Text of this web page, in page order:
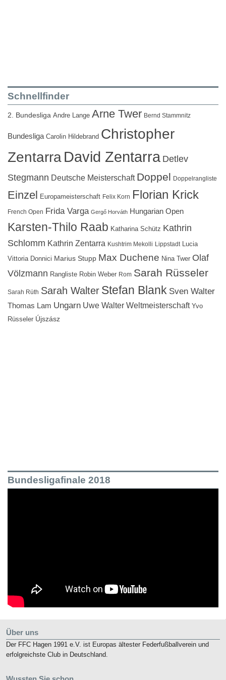
Schnellfinder
2. Bundesliga Andre Lange Arne Twer Bernd Stammnitz
Bundesliga Carolin Hildebrand Christopher
ZentarraDavid Zentarra Detlev
Stegmann Deutsche Meisterschaft Doppel Doppelrangliste
Einzel Europameisterschaft Felix Korn Florian Krick
French Open Frida Varga Gergő Horváth Hungarian Open
Karsten-Thilo Raab Katharina Schütz Kathrin
Schlomm Kathrin Zentarra Kushtrim Mekolli Lippstadt Lucia
Vittoria Donnici Marius Stupp Max Duchene Nina Twer Olaf
Völzmann Rangliste Robin Weber Rom Sarah Rüsseler
Sarah Rüth Sarah Walter Stefan Blank Sven Walter
Thomas Lam Ungarn Uwe Walter Weltmeisterschaft Yvo
Rüsseler Újszász
Bundesligafinale 2018
Über uns
Der FFC Hagen 1991 e.V. ist Europas ältester Federfußballverein und
erfolgreichste Club in Deutschland.